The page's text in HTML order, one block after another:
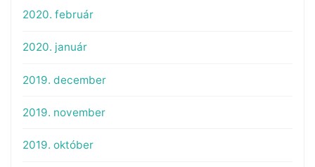
2020. február
2020. január
2019. december
2019. november
2019. október